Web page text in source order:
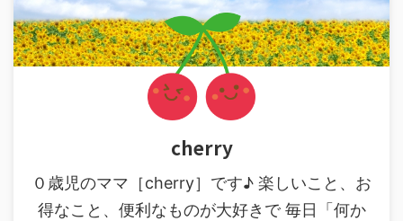
cherry
０歳児のママ［cherry］です♪ 楽しいこと、お
得なこと、便利なものが大好きで 毎日「何か